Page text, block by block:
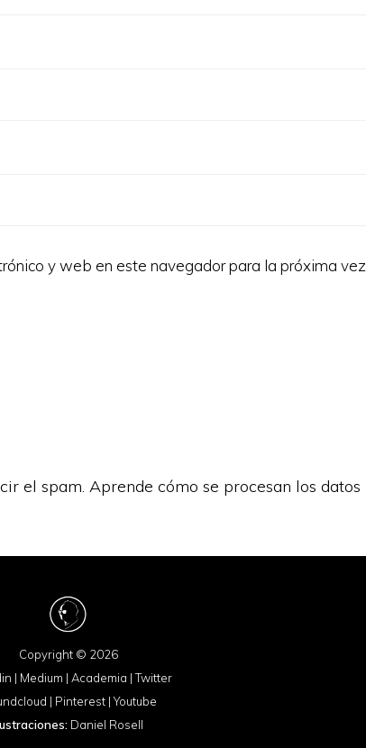
y web en este navegador para la próxima vez
el spam. Aprende cómo se procesan los datos
Copyright © 2026
| Medium | Academia |Twitter
| Pinterest|Youtube
Daniel Rosell